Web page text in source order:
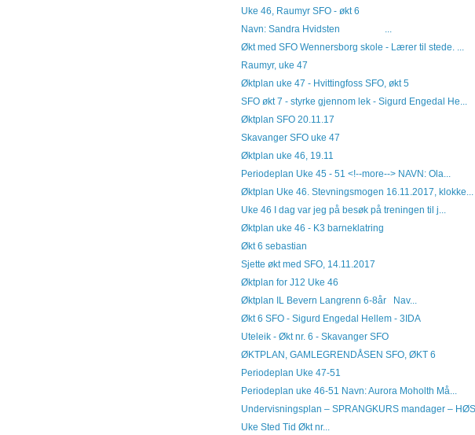
Uke 46, Raumyr SFO - økt 6
Navn: Sandra Hvidsten ...
Økt med SFO Wennersborg skole - Lærer til stede. ...
Raumyr, uke 47
Øktplan uke 47 - Hvittingfoss SFO, økt 5
SFO økt 7 - styrke gjennom lek - Sigurd Engedal He...
Øktplan SFO 20.11.17
Skavanger SFO uke 47
Øktplan uke 46, 19.11
Periodeplan Uke 45 - 51 <!--more--> NAVN: Ola...
Øktplan Uke 46. Stevningsmogen 16.11.2017, klokke...
Uke 46 I dag var jeg på besøk på treningen til j...
Øktplan uke 46 - K3 barneklatring
Økt 6 sebastian
Sjette økt med SFO, 14.11.2017
Øktplan for J12 Uke 46
Øktplan IL Bevern Langrenn 6-8år Nav...
Økt 6 SFO - Sigurd Engedal Hellem - 3IDA
Uteleik - Økt nr. 6 - Skavanger SFO
ØKTPLAN, GAMLEGRENDÅSEN SFO, ØKT 6
Periodeplan Uke 47-51
Periodeplan uke 46-51 Navn: Aurora Moholth Må...
Undervisningsplan – SPRANGKURS mandager –
Uke Sted Tid Økt nr...